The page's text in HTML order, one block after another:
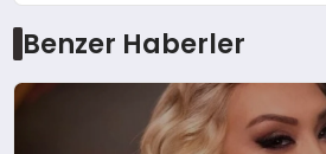
Benzer Haberler